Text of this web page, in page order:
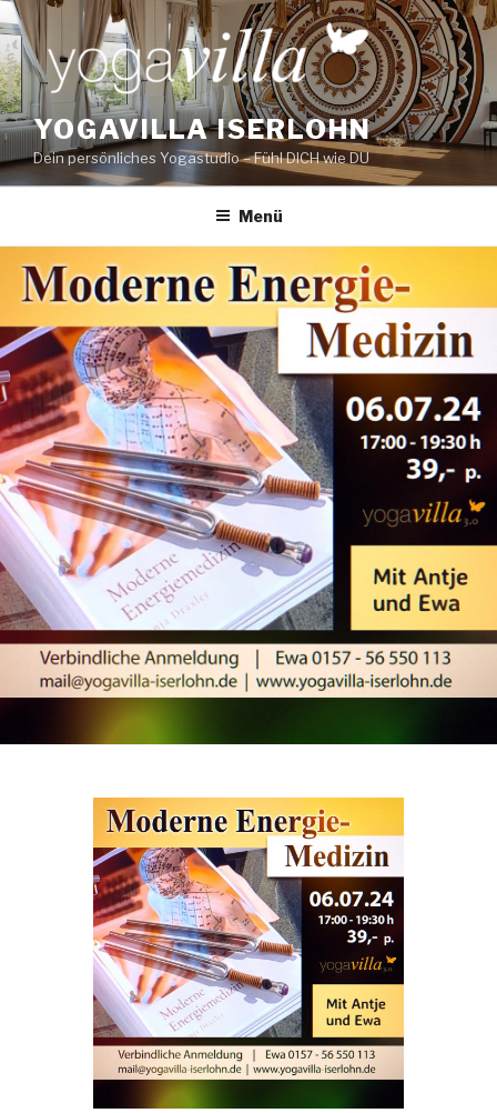
Zum
Inhalt
springen
YOGAVILLA ISERLOHN
Dein persönliches Yogastudio – Fühl DICH wie DU
Menü